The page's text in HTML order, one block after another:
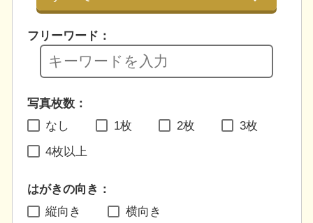
フリーワード：
写真枚数：
なし
1枚 2枚 3枚
4枚以上
はがきの向き：
縦向き
横向き